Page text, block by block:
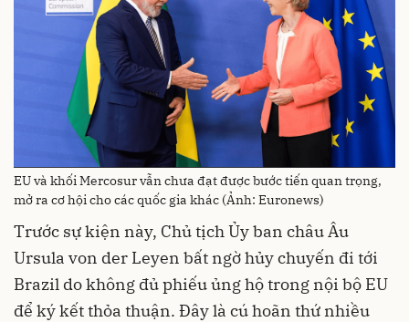
EU và khối Mercosur vẫn chưa đạt được bước tiến quan trọng,
mở ra cơ hội cho các quốc gia khác (Ảnh: Euronews)
Trước sự kiện này, Chủ tịch Ủy ban châu Âu
Ursula von der Leyen bất ngờ hủy chuyến đi tới
Brazil do không đủ phiếu ủng hộ trong nội bộ EU
để ký kết thỏa thuận. Đây là cú hoãn thứ nhiều